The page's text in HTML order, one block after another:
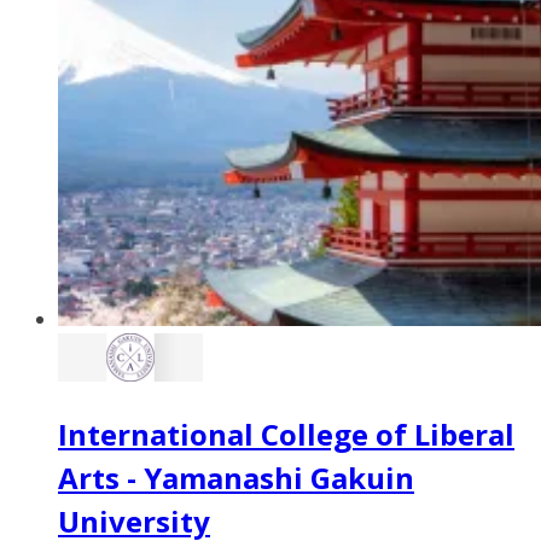
International College of Liberal
Arts - Yamanashi Gakuin
University